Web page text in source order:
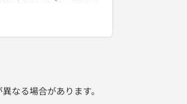
なる場合があります。